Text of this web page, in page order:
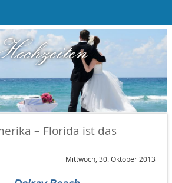
– Florida ist das
Mittwoch, 30. Oktober 2013